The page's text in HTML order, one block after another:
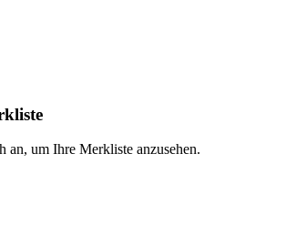
an, um Ihre Merkliste anzusehen.